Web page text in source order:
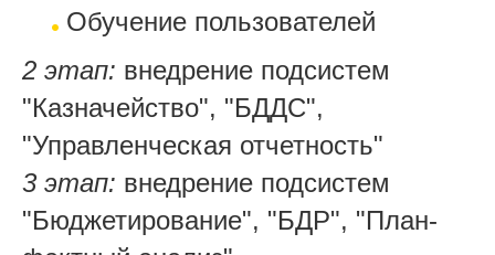
Обучение пользователей
2 этап: внедрение подсистем
"Казначейство", "БДДС",
"Управленческая отчетность"
3 этап: внедрение подсистем
"Бюджетирование", "БДР", "План-